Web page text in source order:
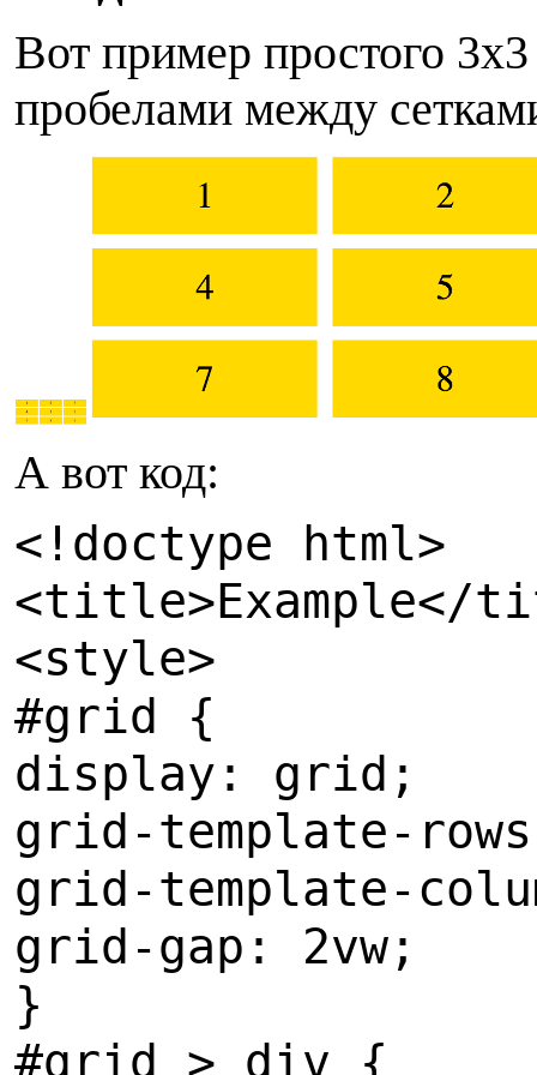
Вот пример простого
пробелами между
А вот код:
< !doctype html>
<title>Example</
<style>
#grid {
display: grid;
grid-template-
grid-template-
grid-gap: 2vw;
}
#grid > div {